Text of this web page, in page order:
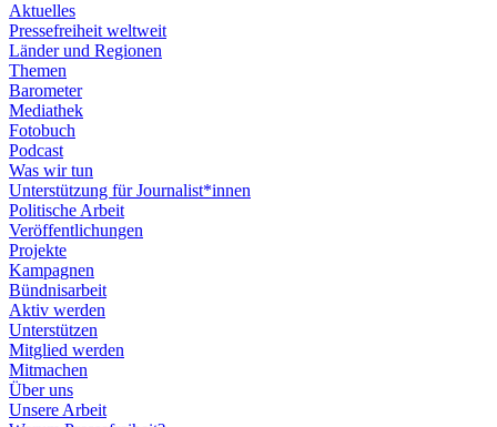
Aktuelles
Pressefreiheit weltweit
Länder und Regionen
Themen
Barometer
Mediathek
Fotobuch
Podcast
Was wir tun
Unterstützung für Journalist*innen
Politische Arbeit
Veröffentlichungen
Projekte
Kampagnen
Bündnisarbeit
Aktiv werden
Unterstützen
Mitglied werden
Mitmachen
Über uns
Unsere Arbeit